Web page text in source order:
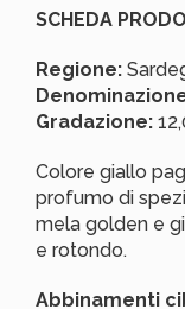
SCHEDA
Regione:
Gradazione:
Colore giallo
profumo di
mela golden e
e rotondo.
Abbinamenti